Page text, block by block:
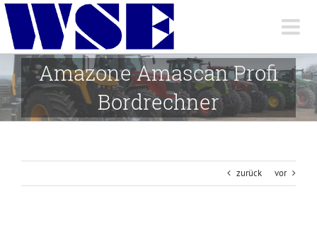
Skip
content
Amazone Amascan Profi
Bordrechner
zurück vor